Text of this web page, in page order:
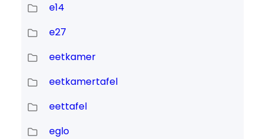
e14
e27
eetkamer
eetkamertafel
eettafel
eglo